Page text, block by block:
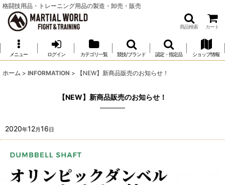
格闘技用品・トレーニング用品の製造・卸売・販売
商品検索 カート
メニュー ログイン カテゴリ一覧 競技/ブランド 認定・指定品 ショップ情報
ホーム > INFORMATION > 【NEW】新商品販売のお知らせ！
【NEW】新商品販売のお知らせ！
2020年12月16日